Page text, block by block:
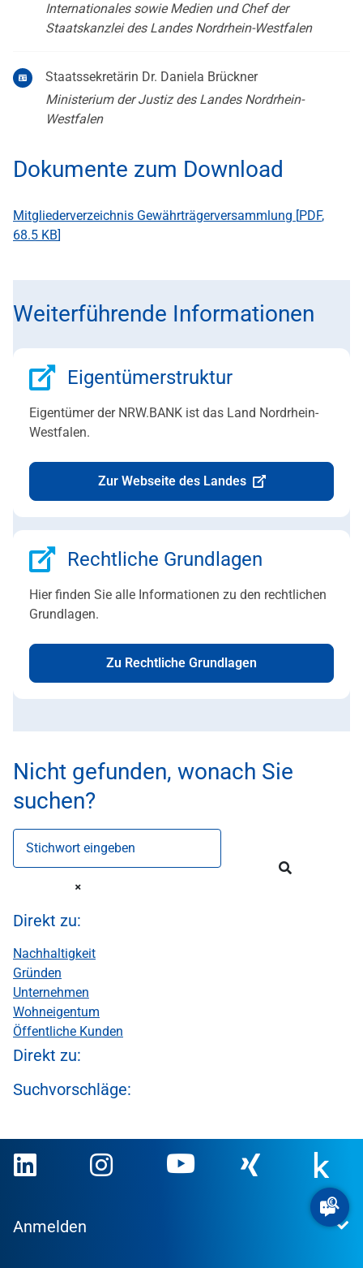
Internationales sowie Medien und Chef der
Staatskanzlei des Landes Nordrhein-Westfalen
Staatssekretärin Dr. Daniela Brückner
Ministerium der Justiz des Landes Nordrhein-
Westfalen
Dokumente zum Download
Mitgliederverzeichnis Gewährträgerversammlung [PDF,
68.5 KB]
Weiterführende Informationen
Eigentümerstruktur
Eigentümer der NRW.BANK ist das Land Nordrhein-
Westfalen.
Zur Webseite des Landes
Rechtliche Grundlagen
Hier finden Sie alle Informationen zu den rechtlichen
Grundlagen.
Zu Rechtliche Grundlagen
Nicht gefunden, wonach Sie
suchen?
Stichwort eingeben
Direkt zu:
Nachhaltigkeit
Gründen
Unternehmen
Wohneigentum
Öffentliche Kunden
Direkt zu:
Suchvorschläge:
Anmelden